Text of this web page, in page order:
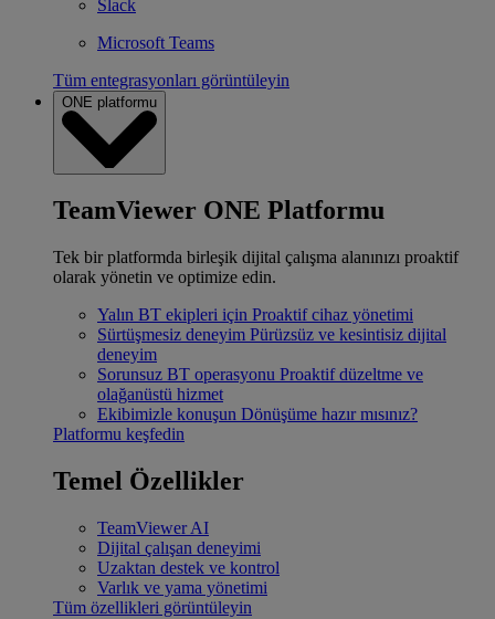
Slack
Microsoft Teams
Tüm entegrasyonları görüntüleyin
ONE platformu
TeamViewer ONE Platformu
Tek bir platformda birleşik dijital çalışma alanınızı proaktif
olarak yönetin ve optimize edin.
Yalın BT ekipleri için Proaktif cihaz yönetimi
Sürtüşmesiz deneyim Pürüzsüz ve kesintisiz dijital
deneyim
Sorunsuz BT operasyonu Proaktif düzeltme ve
olağanüstü hizmet
Ekibimizle konuşun Dönüşüme hazır mısınız?
Platformu keşfedin
Temel Özellikler
TeamViewer AI
Dijital çalışan deneyimi
Uzaktan destek ve kontrol
Varlık ve yama yönetimi
Tüm özellikleri görüntüleyin